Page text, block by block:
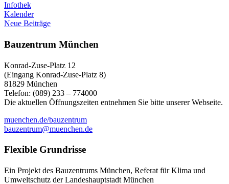
Infothek
Kalender
Neue Beiträge
Bauzentrum München
Konrad-Zuse-Platz 12
(Eingang Konrad-Zuse-Platz 8)
81829 München
Telefon: (089) 233 – 774000
Die aktuellen Öffnungszeiten entnehmen Sie bitte unserer Webseite.
muenchen.de/bauzentrum
bauzentrum@muenchen.de
Flexible Grundrisse
Ein Projekt des Bauzentrums München, Referat für Klima und
Umweltschutz der Landeshauptstadt München